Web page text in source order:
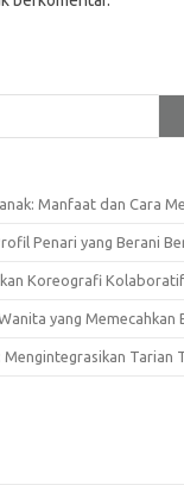
Manfaat dan Cara
Penari yang Berani
Koreografi Kolaboratif
yang Memecahkan
Tarian